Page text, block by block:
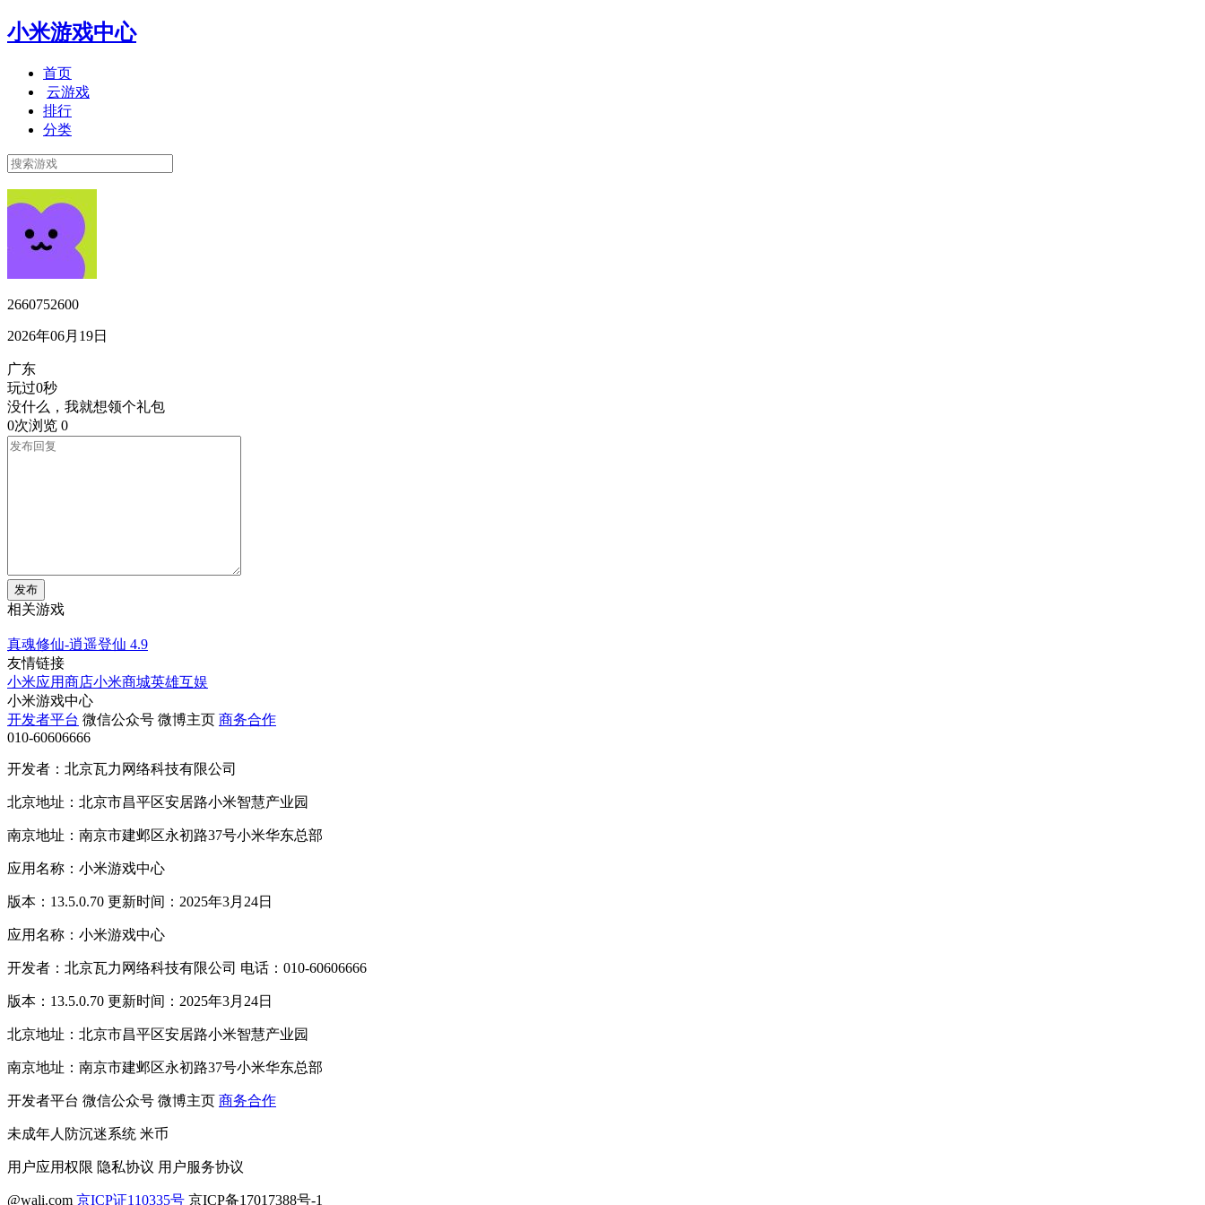
小米游戏中心
首页
云游戏
排行
分类
2660752600
2026年06月19日
广东
玩过0秒
没什么，我就想领个礼包
0次浏览 0
发布
相关游戏
真魂修仙-逍遥登仙 4.9
友情链接
小米应用商店小米商城英雄互娱
小米游戏中心
开发者平台 微信公众号 微博主页 商务合作
010-60606666
开发者：北京瓦力网络科技有限公司
北京地址：北京市昌平区安居路小米智慧产业园
南京地址：南京市建邺区永初路37号小米华东总部
应用名称：小米游戏中心
版本：13.5.0.70 更新时间：2025年3月24日
应用名称：小米游戏中心
开发者：北京瓦力网络科技有限公司 电话：010-60606666
版本：13.5.0.70 更新时间：2025年3月24日
北京地址：北京市昌平区安居路小米智慧产业园
南京地址：南京市建邺区永初路37号小米华东总部
开发者平台 微信公众号 微博主页 商务合作
未成年人防沉迷系统 米币
用户应用权限 隐私协议 用户服务协议
@wali.com 京ICP证110335号 京ICP备17017388号-1